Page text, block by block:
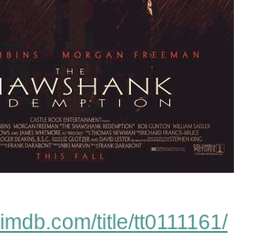
title/tt0111161/